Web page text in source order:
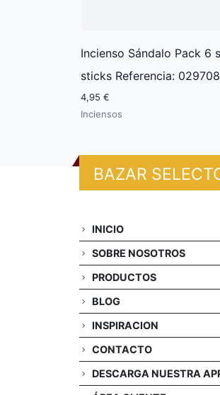
Incienso Sándalo Pack 6
sticks Referencia: 029708
4,95 €
Inciensos
BAZAR
INICIO
SOBRE NOSOTROS
PRODUCTOS
BLOG
INSPIRACION
CONTACTO
DESCARGA NUESTRA